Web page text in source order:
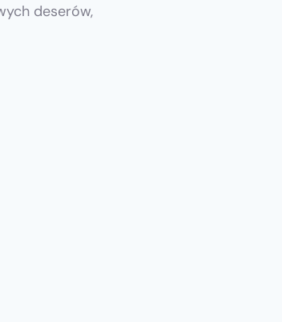
deserów,